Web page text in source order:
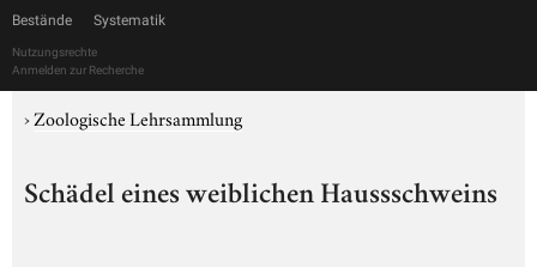
Bestände Systematik
Nutzungsrechte
Anmelden zur Recherche
›Zoologische Lehrsammlung
Schädel eines weiblichen Haussschweins